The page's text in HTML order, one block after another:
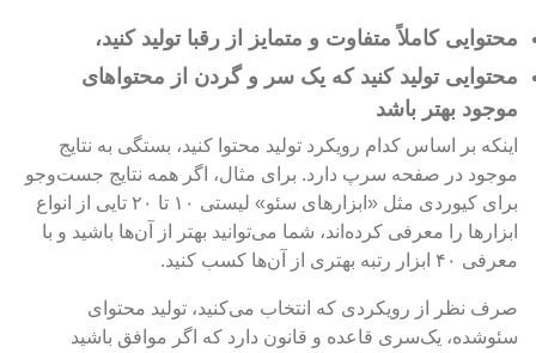
محتوایی کاملاً متفاوت و متمایز از رقبا تولید کنید،
محتوایی تولید کنید که یک سر و گردن از محتواهای
موجود بهتر باشد
اینکه بر اساس کدام رویکرد تولید محتوا کنید، بستگی به نتایج
موجود در صفحه سرپ دارد. برای مثال، اگر همه نتایج جست‌وجو
برای کیوردی مثل «ابزارهای سئو» لیستی ۱۰ تا ۲۰ تایی از انواع
ابزارها را معرفی کرده‌اند، شما می‌توانید بهتر از آن‌ها باشید و با
معرفی ۴۰ ابزار رتبه بهتری از آن‌ها کسب کنید.
صرف نظر از رویکردی که انتخاب می‌کنید، تولید محتوای
سئوشده، یک‌سری قاعده و قانون دارد که اگر موافق باشید